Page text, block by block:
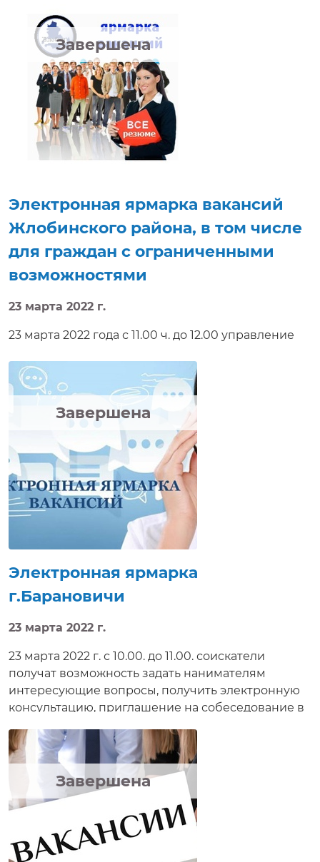
Завершена
Электронная ярмарка вакансий
Жлобинского района, в том числе
для граждан с ограниченными
возможностями
23 марта 2022 г.
23 марта 2022 года с 11.00 ч. до 12.00 управление
Жлобинского райисполкома проводит
электронную ярмарку вакансий. Соискателям
работ будет предложено ознакомиться с
вакансиями, предлагаемыми нанимателями,
условиями труда, а также задать интересующие
вопросы, направить резюме, получить
электронную консультацию, приглашение на
собеседование в режиме реального времени.
Электронная ярмарка вакансий доступна на
сайте http://e-vacancy.by.
Завершена
Электронная ярмарка
г.Барановичи
23 марта 2022 г.
23 марта 2022 г. с 10.00. до 11.00. соискатели
получат возможность задать нанимателям
интересующие вопросы, получить электронную
консультацию, приглашение на собеседование в
услуга предлагается всем желающим
трудоустроиться и значительно сократит период
поиска работы. В мероприятии примут участие
организации города филиал ОАО «Атлант»
Барановичский станкостроительный завод и
Барановичская дистанция пути ТРУП
«Барановичское отделение БЖД».
Завершена